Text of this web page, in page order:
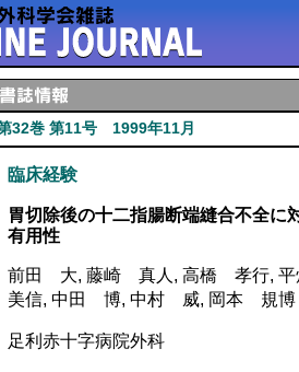
32巻 第11号 1999年11月
臨床経験
胃切除後の十二指腸断端縫合不全に
有用性
前田 大, 藤崎 真人, 高橋 孝行,
美信, 中田 博, 中村 威, 岡本 規博
足利赤十字病院外科